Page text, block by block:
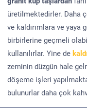
üretilmektedirler. Daha
ve kaldırımlara ve
birbirlerine geçmeli
kullanılırlar. Yine de
zeminin düzgün hale
döşeme işleri
bulunurlar daha çok